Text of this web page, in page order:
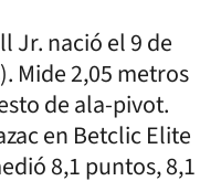
Jr. nació el 9 de
Mide 2,05 metros
de ala-pivot.
en Betclic Elite
8,1 puntos, 8,1